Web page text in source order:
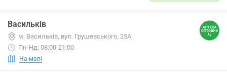
Васильків
м. Васильків, вул. Грушевського, 25А
Пн-Нд: 08:00-21:00
На мапі